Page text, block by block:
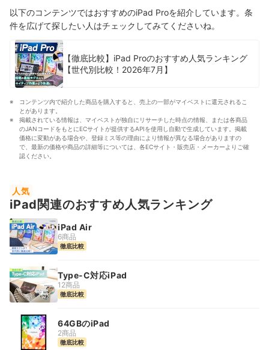
以下のコンテンツではおすすめのiPad Proを紹介しています。条
件を広げて探したい人はチェックしてみてくださいね。
【徹底比較】iPad Proのおすすめ人気ランキング
【世代別比較！2026年7月】
コンテンツ内で紹介した商品を購入すると、売上の一部がマイベストに還元されるこ
とがあります。
掲載されている情報は、マイベストが独自にリサーチした時点の情報、または各商品
のJANコードをもとにECサイトが提供するAPIを使用し自動で生成しています。掲載
価格に変動がある場合や、登録ミス等の理由により情報が異なる場合がありますの
で、最新の価格や商品の詳細等については、各ECサイト・販売店・メーカーよりご確
認ください。
人気
iPad関連のおすすめ人気ランキング
iPad Air
6商品
徹底比較
Type-C対応iPad
12商品
徹底比較
64GBのiPad
2商品
徹底比較